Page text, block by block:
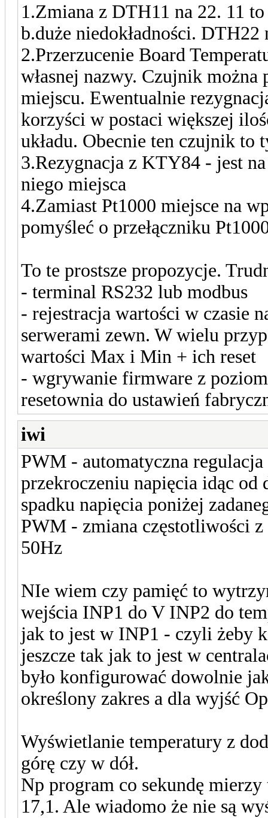
1.Zmiana z DTH11 na 22. 11
b.duże niedokładności.
2.Przerzucenie Board
własnej nazwy. Czujnik
miejscu. Ewentualnie
korzyści w postaci większej
układu. Obecnie ten czujnik to
3.Rezygnacja z KTY84 - jest
niego miejsca
4.Zamiast Pt1000 miejsce na
pomyśleć o przełączniku
To te prostsze propozycje.
- terminal RS232 lub modbus
- rejestracja wartości w czasie
serwerami zewn. W wielu
wartości Max i Min + ich reset
- wgrywanie firmware z
resetownia do ustawień
iwi
PWM - automatyczna
przekroczeniu napięcia idąc od
spadku napięcia poniżej
PWM - zmiana częstotliwości
50Hz
NIe wiem czy pamięć to
wejścia INP1 do V INP2 do
jak to jest w INP1 - czyli żeby
jeszcze tak jak to jest w
było konfigurować dowolnie
określony zakres a dla wyjść
Wyświetlanie temperatury z
górę czy w dół.
Np program co sekundę
17,1. Ale wiadomo że nie są